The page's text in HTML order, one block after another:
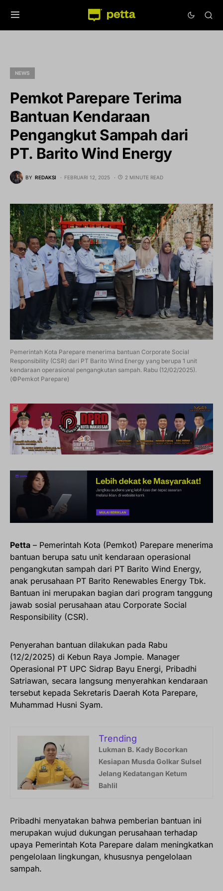
NEWS
Pemkot Parepare Terima
Bantuan Kendaraan
Pengangkut Sampah dari
PT. Barito Wind Energy
BY REDAKSI FEBRUARI 12, 2025 2 MINUTE READ
Pemerintah Kota Parepare menerima bantuan Corporate Social
Responsibility (CSR) dari PT Barito Wind Energy yang berupa 1 unit
kendaraan operasional pengangkutan sampah. Rabu (12/02/2025).
(©Pemkot Parepare)
Petta – Pemerintah Kota (Pemkot) Parepare menerima
bantuan berupa satu unit kendaraan operasional
pengangkutan sampah dari PT Barito Wind Energy,
anak perusahaan PT Barito Renewables Energy Tbk.
Bantuan ini merupakan bagian dari program tanggung
jawab sosial perusahaan atau Corporate Social
Responsibility (CSR).
Penyerahan bantuan dilakukan pada Rabu
(12/2/2025) di Kebun Raya Jompie. Manager
Operasional PT UPC Sidrap Bayu Energi, Pribadhi
Satriawan, secara langsung menyerahkan kendaraan
tersebut kepada Sekretaris Daerah Kota Parepare,
Muhammad Husni Syam.
Trending
Lukman B. Kady Bocorkan
Kesiapan Musda Golkar Sulsel
Jelang Kedatangan Ketum
Bahlil
Pribadhi menyatakan bahwa pemberian bantuan ini
merupakan wujud dukungan perusahaan terhadap
upaya Pemerintah Kota Parepare dalam meningkatkan
pengelolaan lingkungan, khususnya pengelolaan
sampah.